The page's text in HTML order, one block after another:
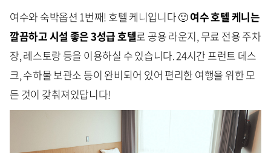
여수와 숙박옵션 1번째! 호텔 케니입니다 🙂여수 호텔 케니는
깔끔하고 시설 좋은 3성급 호텔로 공용 라운지, 무료 전용 주차
장, 레스토랑 등을 이용하실 수 있습니다. 24시간 프런트 데스
크, 수하물 보관소 등이 완비되어 있어 편리한 여행을 위한 모
든 것이 갖춰져있답니다!